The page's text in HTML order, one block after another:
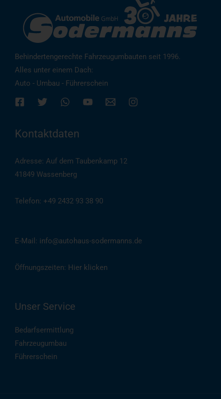
Behindertengerechte Fahrzeugumbauten seit 1996.
Alles unter einem Dach:
Auto - Umbau - Führerschein
Kontaktdaten
Adresse: Auf dem Taubenkamp 12
41849 Wassenberg
Telefon: +49 2432 93 38 90
E-Mail: info@autohaus-sodermanns.de
Öffnungszeiten: Hier klicken
Unser Service
Bedarfsermittlung
Fahrzeugumbau
Führerschein